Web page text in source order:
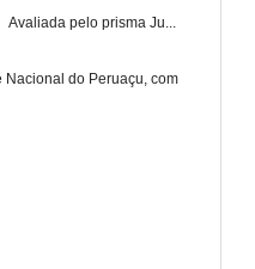
pelo prisma Ju...
do Peruaçu, com